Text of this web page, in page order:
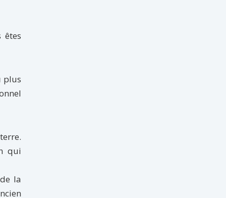
êtes
plus
qui
la